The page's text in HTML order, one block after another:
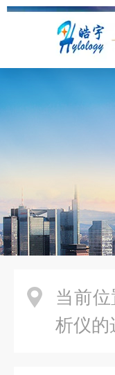
当前位
析仪的